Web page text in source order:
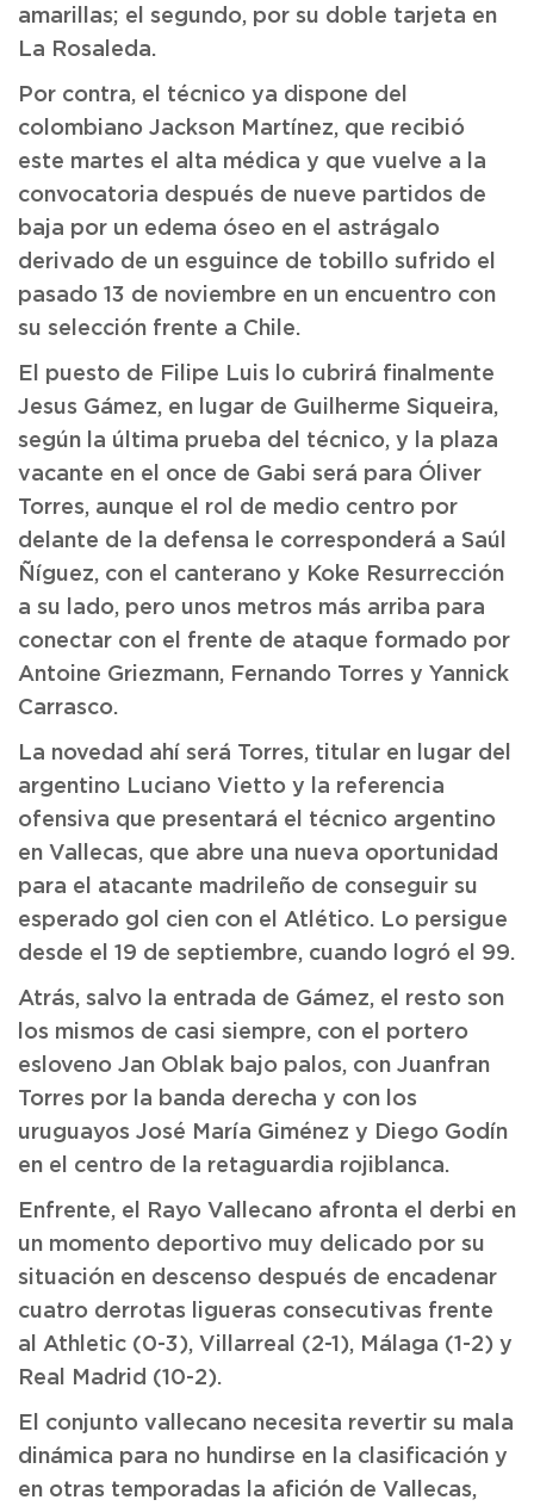
amarillas; el segundo, por su doble tarjeta en
La Rosaleda.
Por contra, el técnico ya dispone del
colombiano Jackson Martínez, que recibió
este martes el alta médica y que vuelve a la
convocatoria después de nueve partidos de
baja por un edema óseo en el astrágalo
derivado de un esguince de tobillo sufrido el
pasado 13 de noviembre en un encuentro con
su selección frente a Chile.
El puesto de Filipe Luis lo cubrirá finalmente
Jesus Gámez, en lugar de Guilherme Siqueira,
según la última prueba del técnico, y la plaza
vacante en el once de Gabi será para Óliver
Torres, aunque el rol de medio centro por
delante de la defensa le corresponderá a Saúl
Ñíguez, con el canterano y Koke Resurrección
a su lado, pero unos metros más arriba para
conectar con el frente de ataque formado por
Antoine Griezmann, Fernando Torres y Yannick
Carrasco.
La novedad ahí será Torres, titular en lugar del
argentino Luciano Vietto y la referencia
ofensiva que presentará el técnico argentino
en Vallecas, que abre una nueva oportunidad
para el atacante madrileño de conseguir su
esperado gol cien con el Atlético. Lo persigue
desde el 19 de septiembre, cuando logró el 99.
Atrás, salvo la entrada de Gámez, el resto son
los mismos de casi siempre, con el portero
esloveno Jan Oblak bajo palos, con Juanfran
Torres por la banda derecha y con los
uruguayos José María Giménez y Diego Godín
en el centro de la retaguardia rojiblanca.
Enfrente, el Rayo Vallecano afronta el derbi en
un momento deportivo muy delicado por su
situación en descenso después de encadenar
cuatro derrotas ligueras consecutivas frente
al Athletic (0-3), Villarreal (2-1), Málaga (1-2) y
Real Madrid (10-2).
El conjunto vallecano necesita revertir su mala
dinámica para no hundirse en la clasificación y
en otras temporadas la afición de Vallecas,